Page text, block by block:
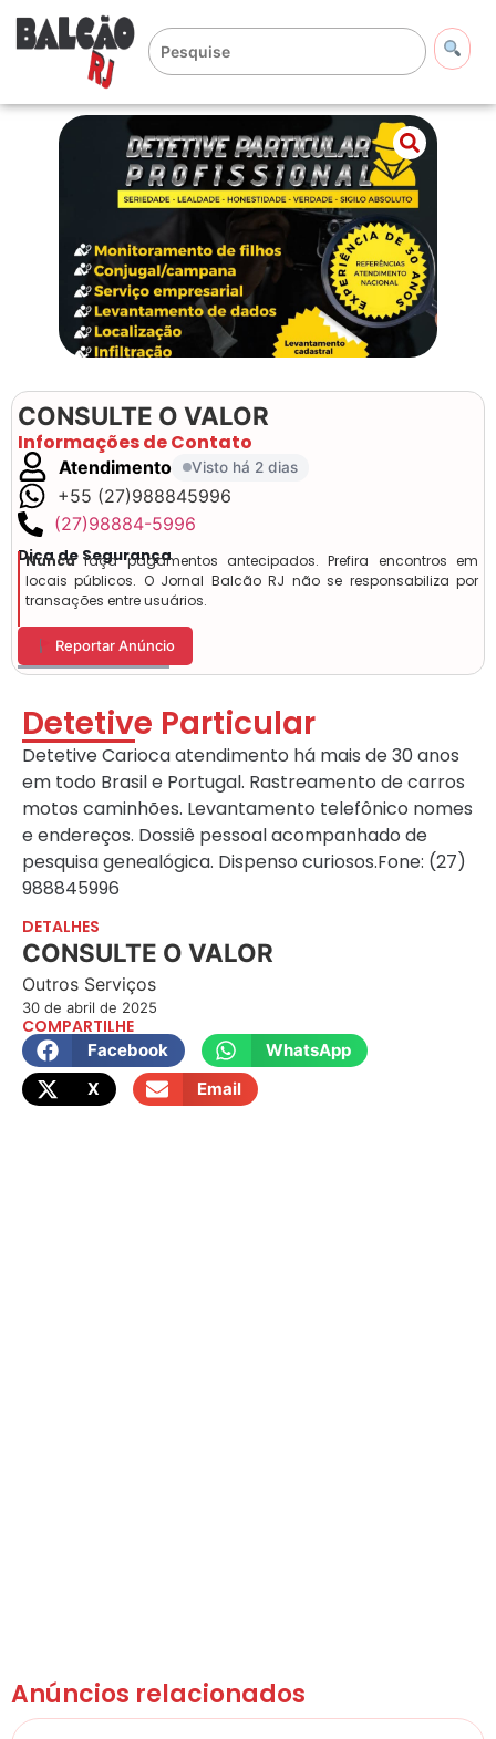
CONSULTE O VALOR
Informações de Contato
Atendimento Visto há 2 dias
+55 (27)988845996
(27)98884-5996
Dica de Segurança
Nuncafaça pagamentos antecipados. Prefira encontros em
locais públicos. O Jornal Balcão RJ não se responsabiliza por
transações entre usuários.
Reportar Anúncio
Detetive Particular
Detetive Carioca atendimento há mais de 30 anos
em todo Brasil e Portugal. Rastreamento de carros
motos caminhões. Levantamento telefônico nomes
e endereços. Dossiê pessoal acompanhado de
pesquisa genealógica. Dispenso curiosos.Fone: (27)
988845996
DETALHES
CONSULTE O VALOR
Outros Serviços
30 de abril de 2025
COMPARTILHE
Facebook
WhatsApp
X
Email
Anúncios relacionados